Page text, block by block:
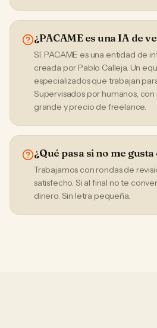
¿PACAME es una IA de
Sí. PACAME es una entidad de
creada por Pablo Calleja. Un
especializados que trabajan
Supervisados por humanos,
grande y precio de freelance.
¿Qué pasa si no me
Trabajamos con rondas de
satisfecho. Si al final no te
dinero. Sin letra pequeña.